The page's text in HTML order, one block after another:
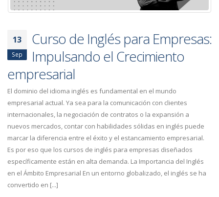
13
Sep
Curso de Inglés para Empresas:
Impulsando el Crecimiento
empresarial
El dominio del idioma inglés es fundamental en el mundo
empresarial actual. Ya sea para la comunicación con clientes
internacionales, la negociación de contratos o la expansión a
nuevos mercados, contar con habilidades sólidas en inglés puede
marcar la diferencia entre el éxito y el estancamiento empresarial.
Es por eso que los cursos de inglés para empresas diseñados
específicamente están en alta demanda. La Importancia del Inglés
en el Ámbito Empresarial En un entorno globalizado, el inglés se ha
convertido en [...]